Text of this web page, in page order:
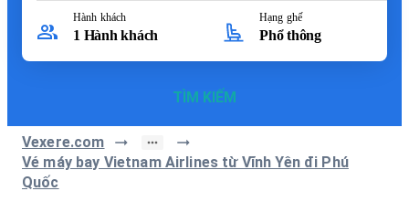
Hành khách
1 Hành khách
Hạng ghế
Phổ thông
TÌM KIẾM
Vexere.com
Vé máy bay Vietnam Airlines từ Vĩnh Yên đi Phú
Quốc